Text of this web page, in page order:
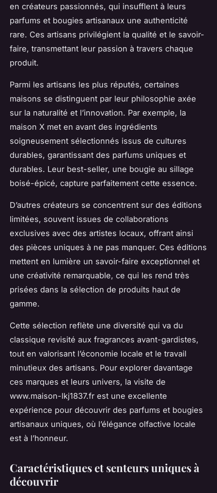
en créateurs passionnés, qui insufflent à leurs
parfums et bougies artisanaux une authenticité
rare. Ces artisans privilégient la qualité et le savoir-
faire, transmettant leur passion à travers chaque
produit.
Parmi les artisans les plus réputés, certaines
maisons se distinguent par leur philosophie axée
sur la naturalité et l’innovation. Par exemple, la
maison X met en avant des ingrédients
soigneusement sélectionnés issus de cultures
durables, garantissant des parfums uniques et
durables. Leur best-seller, une bougie au sillage
boisé-épicé, capture parfaitement cette essence.
D’autres créateurs se concentrent sur des éditions
limitées, souvent issues de collaborations
exclusives avec des artistes locaux, offrant ainsi
des pièces uniques à ne pas manquer. Ces éditions
mettent en lumière un savoir-faire exceptionnel et
une créativité remarquable, ce qui les rend très
prisées dans la sélection de produits haut de
gamme.
Cette sélection reflète une diversité qui va du
classique revisité aux fragrances avant-gardistes,
tout en valorisant l’économie locale et le travail
minutieux des artisans. Pour explorer davantage
ces marques et leurs univers, la visite de
www.maison-lkj1837.fr est une excellente
expérience pour découvrir des parfums et bougies
artisanaux uniques, où l’élégance olfactive locale
est à l’honneur.
Caractéristiques et senteurs uniques à
découvrir